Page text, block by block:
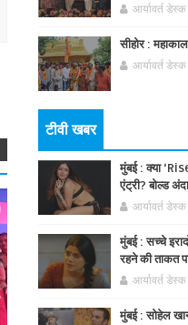
आर्यावर्त डेस्क
सीहोर :
आर्यावर्त डेस्क
टीवी खबर
मुंबई : क्या
एंट्री? बोल्ड
आर्यावर्त डेस्क
मुंबई : सच्चे
रहने की ताकत
आर्यावर्त डेस्क
मुंबई : सोहेल